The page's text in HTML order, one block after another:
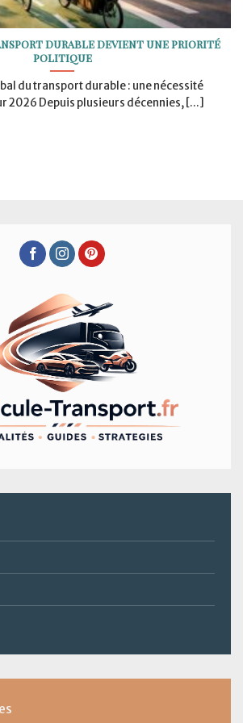
durable devient une priorité
politique
du transport durable : une nécessité
2026 Depuis plusieurs décennies, [...]